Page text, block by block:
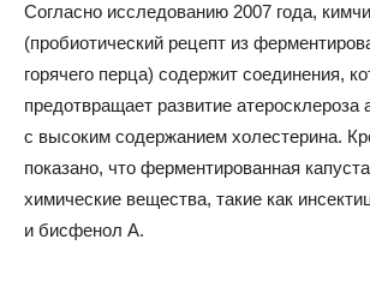
Согласно исследованию 2007 года, кимчи
(пробиотический рецепт из
горячего перца) содержит соединения,
предотвращает развитие атеросклероза
с высоким содержанием холестерина.
показано, что ферментированная
химические вещества, такие как
и бисфенол А.